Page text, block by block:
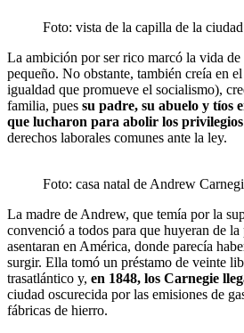
Foto: vista de la capilla de la
La ambición por ser rico marcó la vida de
pequeño. No obstante, también creía en
igualdad que promueve el socialismo),
familia, pues su padre, su abuelo y tíos
que lucharon para abolir los
derechos laborales comunes ante la ley.
Foto: casa natal de Andrew
La madre de Andrew, que temía por la
convenció a todos para que huyeran de
asentaran en América, donde parecía
surgir. Ella tomó un préstamo de veinte
trasatlántico y, en 1848, los Carnegie
ciudad oscurecida por las emisiones de
fábricas de hierro.